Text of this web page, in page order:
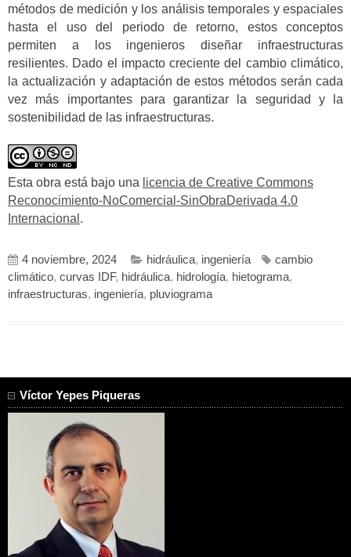
métodos de medición y los análisis temporales y espaciales
hasta el uso del periodo de retorno, estos conceptos
permiten a los ingenieros diseñar infraestructuras
resilientes. Dado el impacto creciente del cambio climático,
la actualización y adaptación de estos métodos serán cada
vez más importantes para garantizar la seguridad y la
sostenibilidad de las infraestructuras.
Esta obra está bajo una licencia de Creative Commons
Reconocimiento-NoComercial-SinObraDerivada 4.0
Internacional .
4 noviembre, 2024 hidráulica, ingeniería
cambio
climático, curvas IDF, hidráulica, hidrología, hietograma,
infraestructuras, ingeniería, pluviograma
Víctor Yepes Piqueras